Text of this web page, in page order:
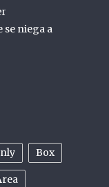
niega a
Box